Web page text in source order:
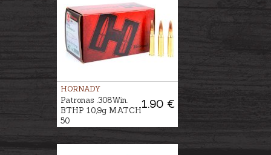
HORNADY
1.90 €
Patronas .308Win.
BTHP 10,9g MATCH
50